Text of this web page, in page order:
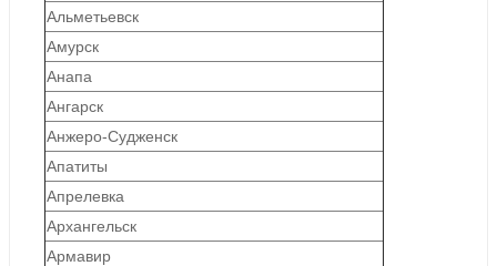
Альметьевск
Амурск
Анапа
Ангарск
Анжеро-Судженск
Апатиты
Апрелевка
Архангельск
Армавир